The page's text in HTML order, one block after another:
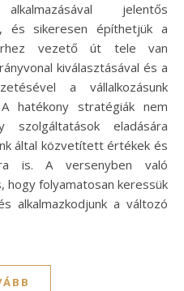
jelentős
és sikeresen építhetjük a
vezető út tele van
kiválasztásával és a
a vállalkozásunk
hatékony stratégiák nem
eladására
által közvetített értékek és
is. A versenyben való
hogy folyamatosan keressük
alkalmazkodjunk a változó